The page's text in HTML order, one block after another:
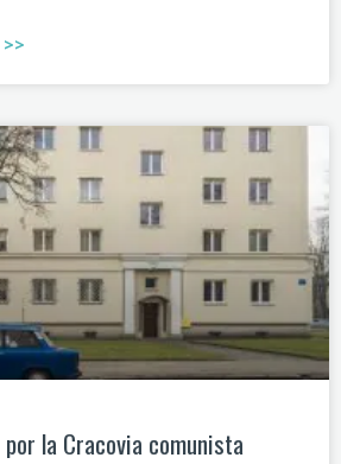
>>
la Cracovia comunista